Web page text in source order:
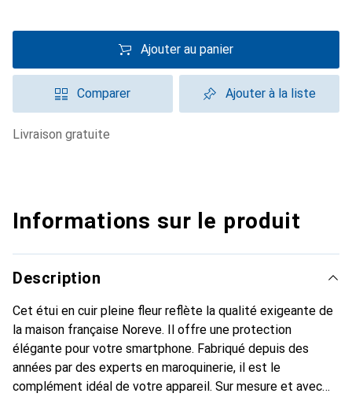
Ajouter au panier
Comparer Ajouter à la liste
livraison gratuite
Informations sur le produit
Description
Cet étui en cuir pleine fleur reflète la qualité exigeante de
la maison française Noreve. Il offre une protection
élégante pour votre smartphone. Fabriqué depuis des
années par des experts en maroquinerie, il est le
complément idéal de votre appareil. Sur mesure et avec